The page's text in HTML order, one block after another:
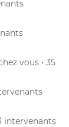
vous • 35
intervenants